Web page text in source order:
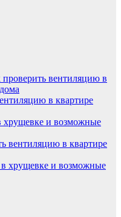
проверить вентиляцию в
в квартире
хрущевке и возможные
вентиляцию в квартире
хрущевке и возможные